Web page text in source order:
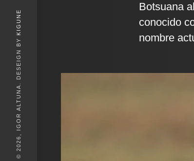
© 2026, IGOR ALTUNA. DESEIGN BY
KIGUNE
Botsuana
conocido
nombre